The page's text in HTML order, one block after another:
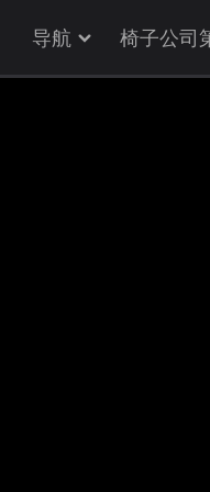
导航 椅子公司